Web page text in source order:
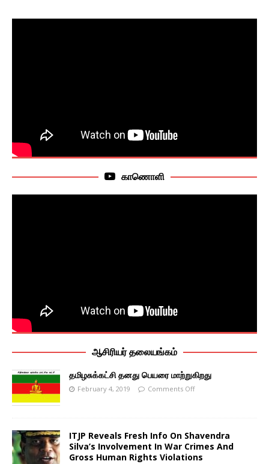
காணொளி
ஆசிரியர் தலையங்கம்
தமிழசுக்கட்சி தனது பெயரை மாற்றுகிறது
February 4, 2019 Comments Off
ITJP Reveals Fresh Info On Shavendra
Silva’s Involvement In War Crimes And
Gross Human Rights Violations